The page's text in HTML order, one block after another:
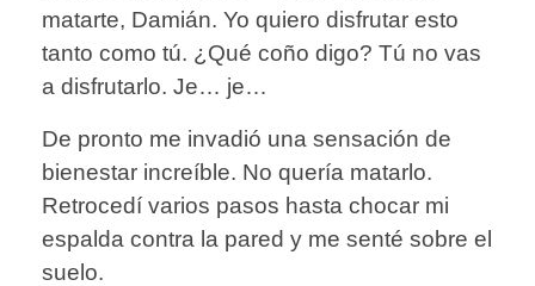
matarte, Damián. Yo quiero disfrutar esto
tanto como tú. ¿Qué coño digo? Tú no vas
a disfrutarlo. Je… je…
De pronto me invadió una sensación de
bienestar increíble. No quería matarlo.
Retrocedí varios pasos hasta chocar mi
espalda contra la pared y me senté sobre el
suelo.